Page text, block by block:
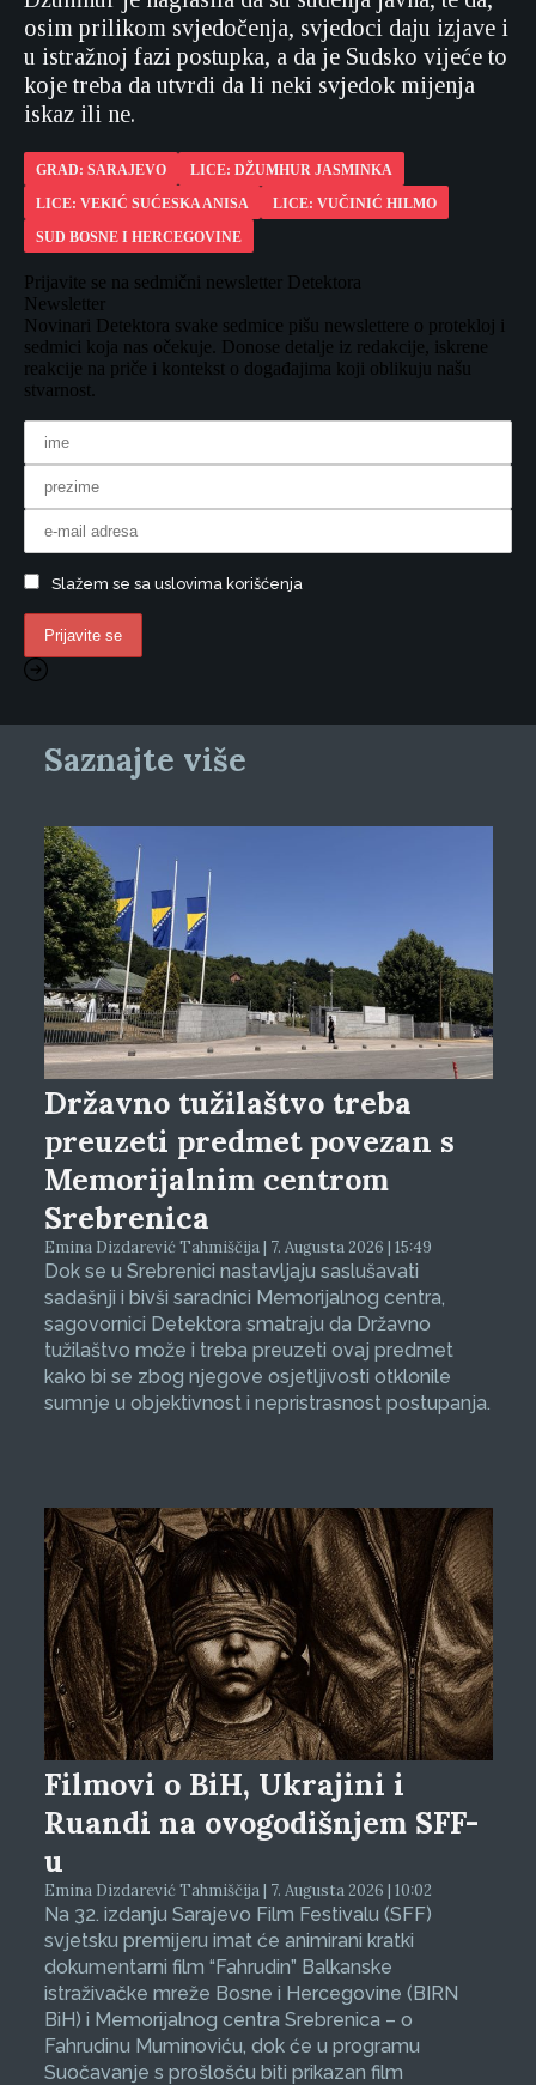
osim prilikom svjedočenja, svjedoci daju izjave i
u istražnoj fazi postupka, a da je Sudsko vijeće to
koje treba da utvrdi da li neki svjedok mijenja
iskaz ili ne.
GRAD: SARAJEVO
LICE: DŽUMHUR JASMINKA
LICE: VEKIĆ SUĆESKA ANISA
LICE: VUČINIĆ HILMO
SUD BOSNE I HERCEGOVINE
Prijavite se na sedmični newsletter Detektora
Newsletter
Novinari Detektora svake sedmice pišu newslettere o protekloj i
sedmici koja nas očekuje. Donose detalje iz redakcije, iskrene
reakcije na priče i kontekst o događajima koji oblikuju našu
stvarnost.
Slažem se sa uslovima korišćenja
Saznajte više
Državno tužilaštvo treba
preuzeti predmet povezan s
Memorijalnim centrom
Srebrenica
Emina Dizdarević Tahmiščija | 7. Augusta 2026 | 15:49
Dok se u Srebrenici nastavljaju saslušavati
sadašnji i bivši saradnici Memorijalnog centra,
sagovornici Detektora smatraju da Državno
tužilaštvo može i treba preuzeti ovaj predmet
kako bi se zbog njegove osjetljivosti otklonile
sumnje u objektivnost i nepristrasnost postupanja.
Filmovi o BiH, Ukrajini i
Ruandi na ovogodišnjem SFF-
u
Emina Dizdarević Tahmiščija | 7. Augusta 2026 | 10:02
Na 32. izdanju Sarajevo Film Festivalu (SFF)
svjetsku premijeru imat će animirani kratki
dokumentarni film “Fahrudin” Balkanske
istraživačke mreže Bosne i Hercegovine (BIRN
BiH) i Memorijalnog centra Srebrenica – o
Fahrudinu Muminoviću, dok će u programu
Suočavanje s prošlošću biti prikazan film